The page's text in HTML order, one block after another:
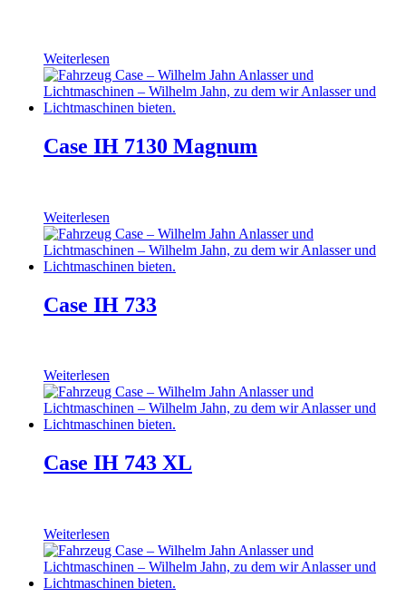
Weiterlesen
Case IH 7130 Magnum
Weiterlesen
Case IH 733
Weiterlesen
Case IH 743 XL
Weiterlesen